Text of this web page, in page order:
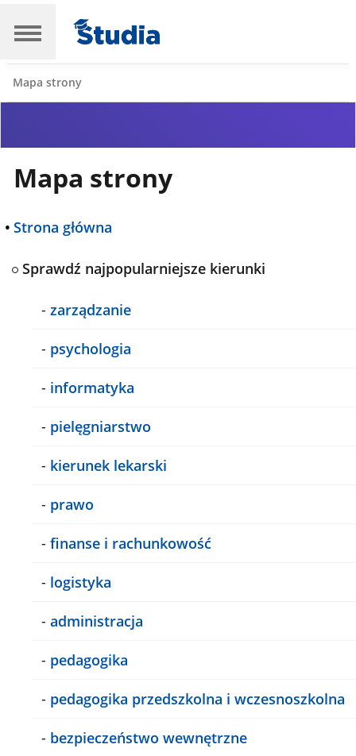
Mapa strony
Mapa strony
• Strona główna
Sprawdź najpopularniejsze kierunki
- zarządzanie
- psychologia
- informatyka
- pielęgniarstwo
- kierunek lekarski
- prawo
- finanse i rachunkowość
- logistyka
- administracja
- pedagogika
- pedagogika przedszkolna i wczesnoszkolna
- bezpieczeństwo wewnętrzne